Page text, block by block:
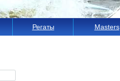
Регаты Masters